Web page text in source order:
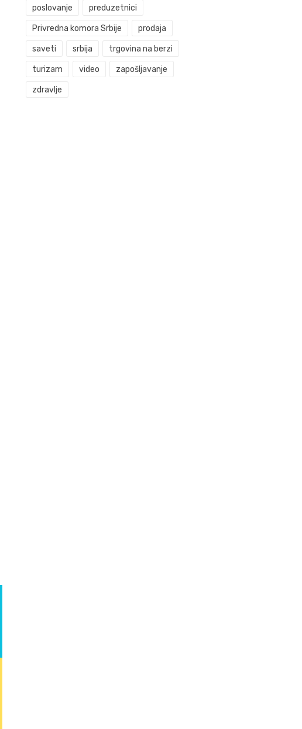
poslovanje preduzetnici
Privredna komora Srbije prodaja
saveti srbija trgovina na berzi
turizam video zapošljavanje
zdravlje